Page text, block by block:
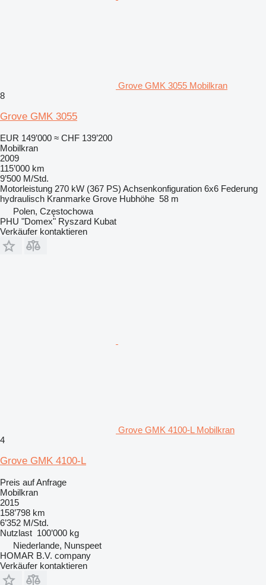
Grove GMK 3055 Mobilkran
8
Grove GMK 3055
EUR 149’000 ≈ CHF 139’200
Mobilkran
2009
115’000 km
9’500 M/Std.
Motorleistung 270 kW (367 PS) Achsenkonfiguration 6x6 Federung
hydraulisch Kranmarke Grove Hubhöhe 58 m
Polen, Częstochowa
PHU "Domex" Ryszard Kubat
Verkäufer kontaktieren
Grove GMK 4100-L Mobilkran
4
Grove GMK 4100-L
Preis auf Anfrage
Mobilkran
2015
158’798 km
6’352 M/Std.
Nutzlast 100’000 kg
Niederlande, Nunspeet
HOMAR B.V. company
Verkäufer kontaktieren